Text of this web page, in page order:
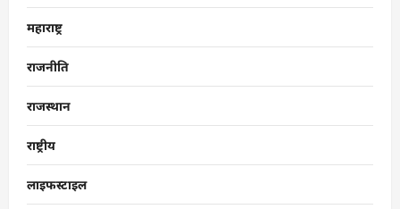
महाराष्ट्र
राजनीति
राजस्थान
राष्ट्रीय
लाइफस्टाइल